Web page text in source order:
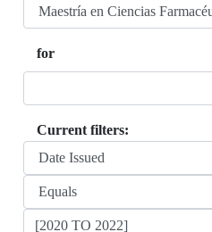
for
Current filters: